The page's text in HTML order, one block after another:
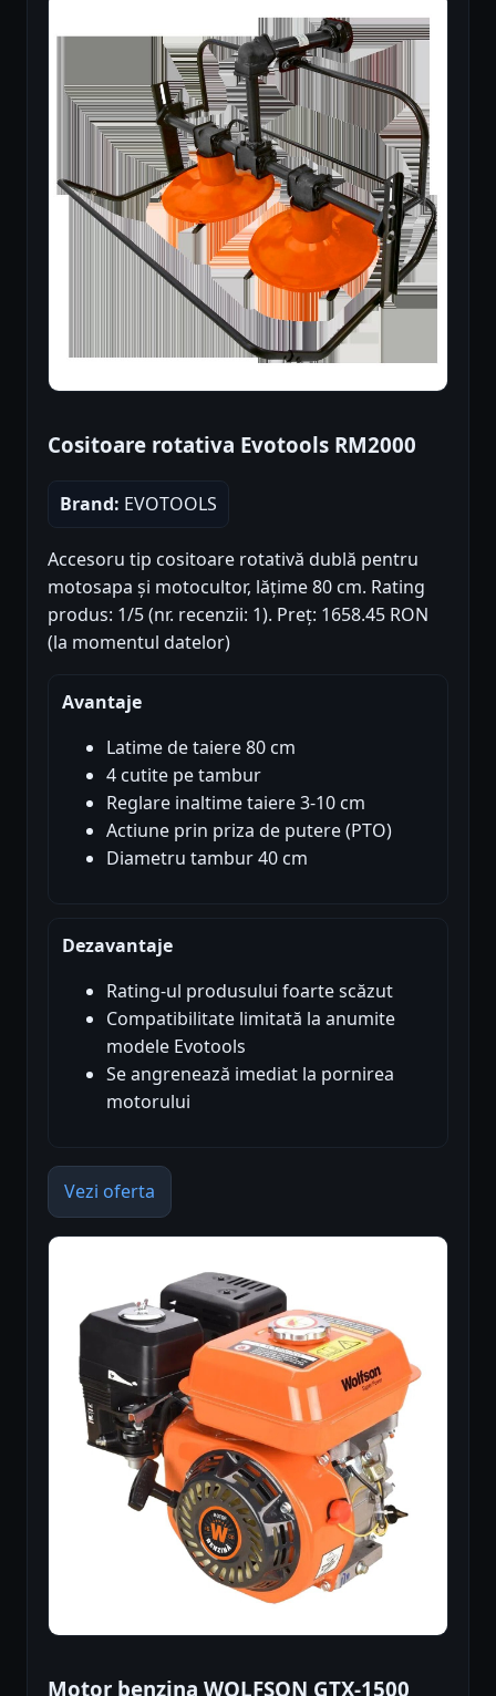
Cositoare rotativa Evotools RM2000
Brand: EVOTOOLS
Accesoru tip cositoare rotativă dublă pentru
motosapa și motocultor, lățime 80 cm. Rating
produs: 1/5 (nr. recenzii: 1). Preț: 1658.45 RON
(la momentul datelor)
Avantaje
Latime de taiere 80 cm
4 cutite pe tambur
Reglare inaltime taiere 3-10 cm
Actiune prin priza de putere (PTO)
Diametru tambur 40 cm
Dezavantaje
Rating-ul produsului foarte scăzut
Compatibilitate limitată la anumite
modele Evotools
Se angrenează imediat la pornirea
motorului
Vezi oferta
Motor benzina WOLFSON GTX-1500